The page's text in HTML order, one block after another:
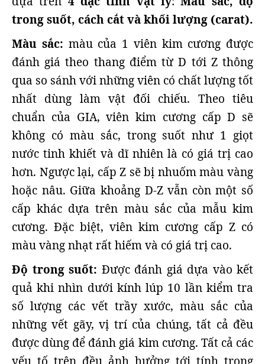
trong suốt, cách cắt và khối lượng (carat).
Màu sắc: màu của 1 viên kim cương được
đánh giá theo thang điểm từ D tới Z thông
qua so sánh với những viên có chất lượng tốt
nhất dùng làm vật đối chiếu. Theo tiêu
chuẩn của GIA, viên kim cương cấp D sẽ
không có màu sắc, trong suốt như 1 giọt
nước tinh khiết và dĩ nhiên là có giá trị cao
hơn. Ngược lại, cấp Z sẽ bị nhuốm màu vàng
hoặc nâu. Giữa khoảng D-Z vẫn còn một số
cấp khác dựa trên màu sắc của mẫu kim
cương. Đặc biệt, viên kim cương cấp Z có
màu vàng nhạt rất hiếm và có giá trị cao.
Độ trong suốt: Được đánh giá dựa vào kết
quả khi nhìn dưới kính lúp 10 lần kiểm tra
số lượng các vết trầy xước, màu sắc của
những vết gãy, vị trí của chúng, tất cả đều
được dùng để đánh giá kim cương. Tất cả các